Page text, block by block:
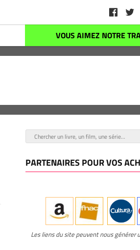
VOUS AIMEZ NOTRE
PARTENAIRES POUR VOS
Les liens du site peuvent nous générer